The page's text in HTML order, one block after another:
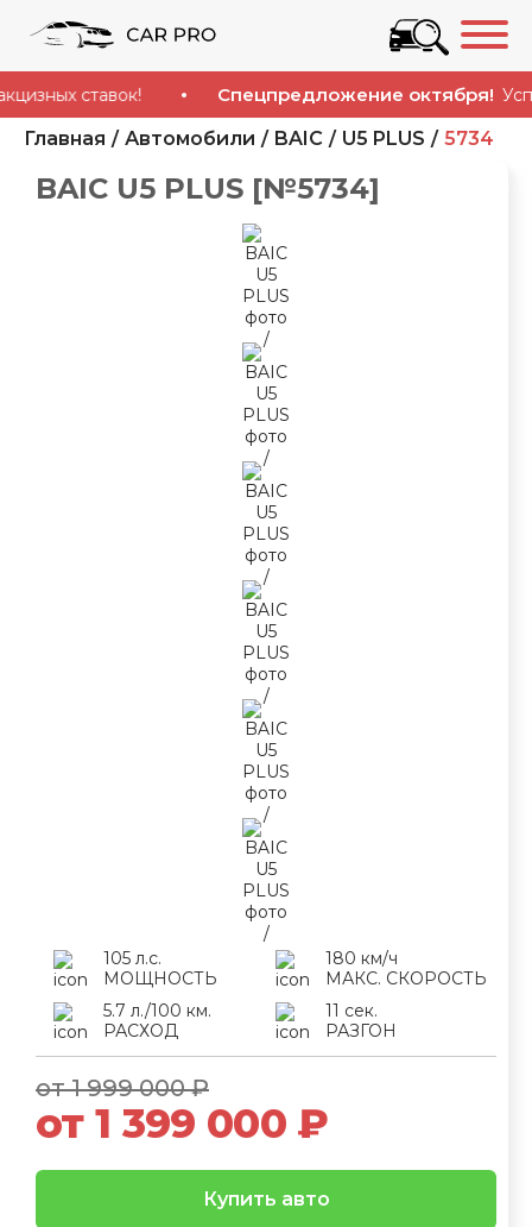
ставок! Спецпредложение октября!
Главная Автомобили BAIC U5 PLUS 5734
BAIC U5 PLUS [№5734]
от 1 999 000 ₽
от 1 399 000 ₽
Купить авто
105 л.с.
МОЩНОСТЬ
180 км/ч
МАКС. СКОРОСТЬ
5.7 л./100 км.
РАСХОД
11 сек.
РАЗГОН